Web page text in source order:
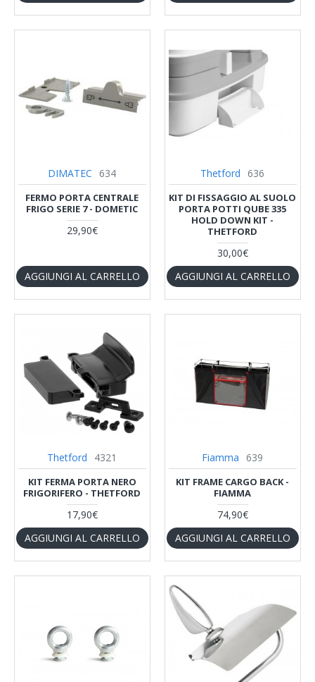
DIMATEC 634
FERMO PORTA CENTRALE
FRIGO SERIE 7 - DOMETIC
29,90€
AGGIUNGI AL CARRELLO
Thetford 636
KIT DI FISSAGGIO AL SUOLO
PORTA POTTI QUBE 335
HOLD DOWN KIT -
THETFORD
30,00€
AGGIUNGI AL CARRELLO
Thetford 4321
KIT FERMA PORTA NERO
FRIGORIFERO - THETFORD
17,90€
AGGIUNGI AL CARRELLO
Fiamma 639
KIT FRAME CARGO BACK -
FIAMMA
74,90€
AGGIUNGI AL CARRELLO